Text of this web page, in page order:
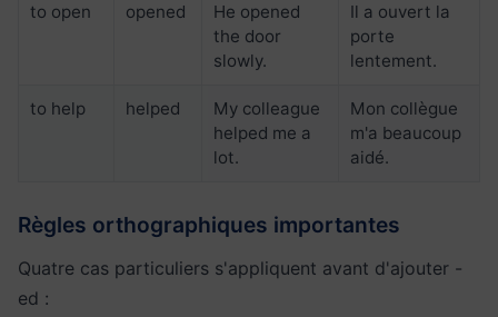
to open opened
He opened
the door
slowly.
Il a ouvert la
porte
lentement.
to help helped
My colleague
helped me a
lot.
Mon collègue
m'a beaucoup
aidé.
Règles orthographiques importantes
Quatre cas particuliers s'appliquent avant d'ajouter -
ed :